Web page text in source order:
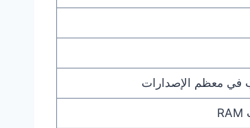
في معظم الإصدارات